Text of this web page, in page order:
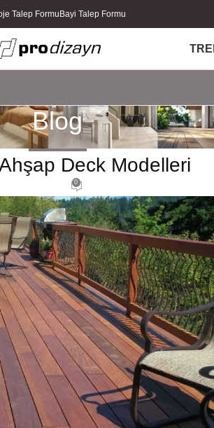
Talep Formu Bayi Talep Formu
TR
Blog
DECK ESTETIK
Deck Modelleri
0